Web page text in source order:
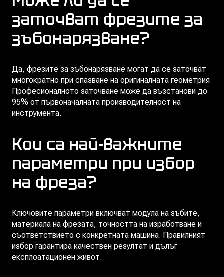
заточват фрезите за
зъбонарязване?
Да, фрезите за зъбонарязване могат да се заточват
многократно при спазване на оригиналната геометрия.
Професионалното заточване може да възстанови до
95% от първоначалната производителност на
инструмента.
Кои са най-важните
параметри при избор
на фреза?
Ключовите параметри включват модула на зъбите,
материала на фрезата, точността на изработване и
съответствието с конкретната машина. Правилният
избор гарантира качествен резултат и дълъг
експлоатационен живот.